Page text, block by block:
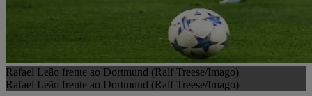
Rafael Leão frente ao Dortmund (Ralf Treese/Imago)
Rafael Leão frente ao Dortmund (Ralf Treese/Imago)